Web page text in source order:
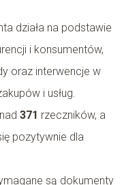
działa na podstawie
i konsumentów,
oraz interwencje w
i usług.
371 rzeczników, a
pozytywnie dla
są dokumenty